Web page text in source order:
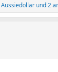
Aussiedollar und 2